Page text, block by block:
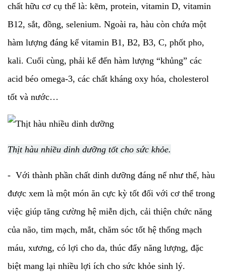
chất hữu cơ cụ thể là: kẽm, protein, vitamin D, vitamin
B12, sắt, đồng, selenium. Ngoài ra, hàu còn chứa một
hàm lượng đáng kể vitamin B1, B2, B3, C, phốt pho,
kali. Cuối cùng, phải kể đến hàm lượng “khủng” các
acid béo omega-3, các chất kháng oxy hóa, cholesterol
tốt và nước…
Thịt hàu nhiều dinh dưỡng tốt cho sức khỏe.
- Với thành phần chất dinh dưỡng đáng nể như thế, hàu
được xem là một món ăn cực kỳ tốt đối với cơ thể trong
việc giúp tăng cường hệ miễn dịch, cải thiện chức năng
của não, tim mạch, mắt, chăm sóc tốt hệ thống mạch
máu, xương, có lợi cho da, thúc đẩy năng lượng, đặc
biệt mang lại nhiều lợi ích cho sức khỏe sinh lý.